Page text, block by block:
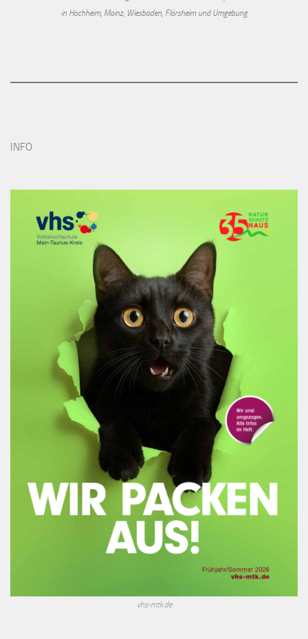
in Hochheim, Mainz, Wiesbaden, Flörsheim und Umgebung
INFO
vhs-mtk.de